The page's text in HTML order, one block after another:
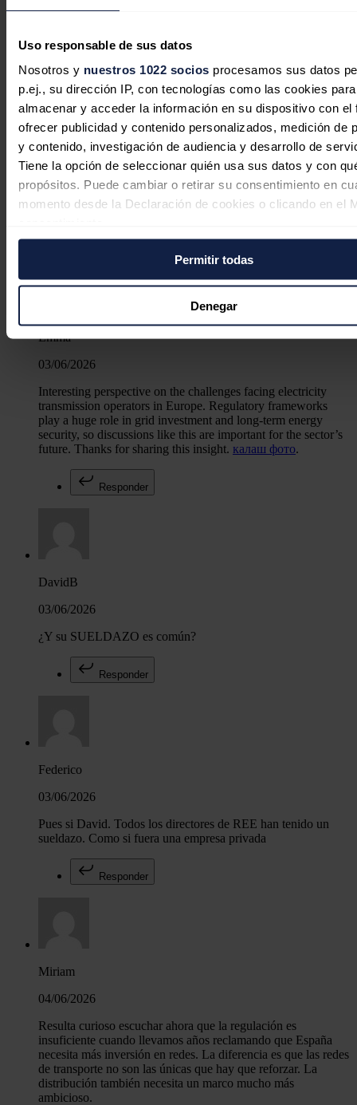
Uso responsable de sus datos
Nosotros y nuestros 1022 socios procesamos sus datos
p.ej., su dirección IP, con tecnologías como las cookies para
almacenar y acceder la información en su dispositivo con el
ofrecer publicidad y contenido personalizados, medición de
y contenido, investigación de audiencia y desarrollo de
Tiene la opción de seleccionar quién usa sus datos y con
propósitos. Puede cambiar o retirar su consentimiento en
momento desde la Declaración de cookies o clicando en el
Si lo permite, también quisiéramos:
Recopilar información sobre su ubicación geográfica
puede tener una precisión de varios metros
Identificar su dispositivo analizándolo activamente
características específicas (huellas digitales)
Obtenga más información sobre cómo se procesan sus
Puede cambiar o retirar su consentimiento en cualquier
la Declaración de cookies.
Las cookies de este sitio web se usan para personalizar el
y los anuncios, ofrecer funciones de redes sociales y
tráfico. Además, compartimos información sobre el uso que
haya proporcionado o que hayan recopilado a partir del uso
Permitir todas
Denegar
Red Eléctrica prevé una reducción de
5 GW en la producción solar en la
Península por el eclipse
7 comentarios
Emma
03/06/2026
Interesting perspective on the challenges facing electricity
transmission operators in Europe. Regulatory frameworks
play a huge role in grid investment and long-term energy
security, so discussions like this are important for the sector’s
future. Thanks for sharing this insight. калаш фото.
Responder
DavidB
03/06/2026
¿Y su SUELDAZO es común?
Responder
Federico
03/06/2026
Pues si David. Todos los directores de REE han tenido un
sueldazo. Como si fuera una empresa privada
Responder
Miriam
04/06/2026
Resulta curioso escuchar ahora que la regulación es
insuficiente cuando llevamos años reclamando que España
necesita más inversión en redes. La diferencia es que las redes
de transporte no son las únicas que hay que reforzar. La
distribución también necesita un marco mucho más
ambicioso.